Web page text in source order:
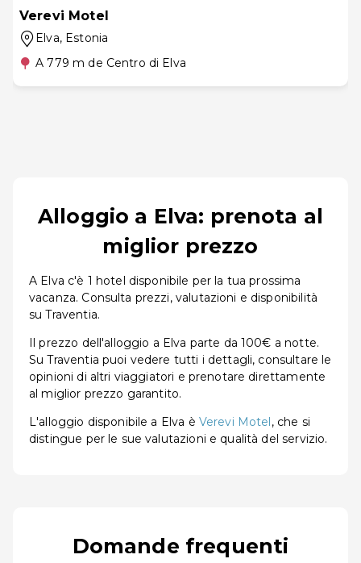
Verevi Motel
Elva, Estonia
A 779 m de Centro di Elva
Alloggio a Elva: prenota al
miglior prezzo
A Elva c'è 1 hotel disponibile per la tua prossima
vacanza. Consulta prezzi, valutazioni e disponibilità
su Traventia.
Il prezzo dell'alloggio a Elva parte da 100€ a notte.
Su Traventia puoi vedere tutti i dettagli, consultare le
opinioni di altri viaggiatori e prenotare direttamente
al miglior prezzo garantito.
L'alloggio disponibile a Elva è Verevi Motel, che si
distingue per le sue valutazioni e qualità del servizio.
Domande frequenti